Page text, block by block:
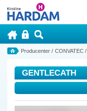
Producenter / CONVATEC /
GENTLECATH